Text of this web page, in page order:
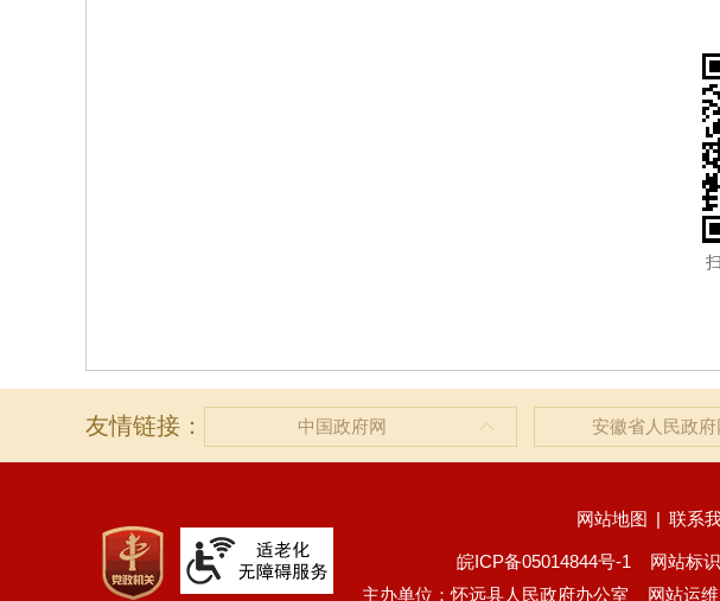
友情链接： 中国政府网 安徽省人民政
网站地图 | 联系
皖ICP备05014844号-1 网站标
主办单位：怀远县人民政府办公室
网站运